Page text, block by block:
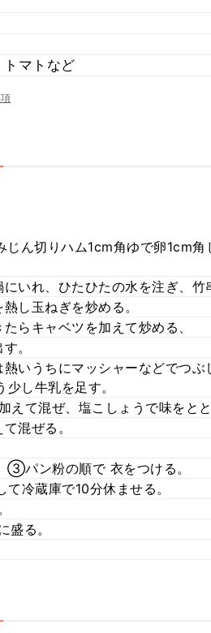
マトなど
ん切りハム1cm角ゆで卵1cm角
いれ、ひたひたの水を注ぎ、竹
し玉ねぎを炒める。
らキャベツを加えて炒める、
。
いうちにマッシャーなどでつぶ
し牛乳を足す。
て混ぜ、塩こしょうで味をとと
混ぜる。
ン粉の順で 衣をつける。
冷蔵庫で10分休ませる。
盛る。